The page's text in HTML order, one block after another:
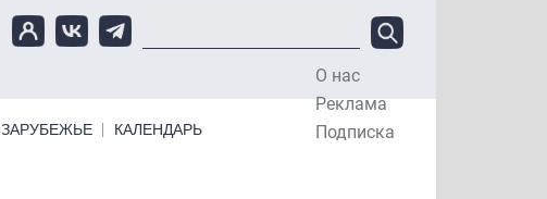
О нас
Реклама
Подписка
ЗАРУБЕЖЬЕ КАЛЕНДАРЬ